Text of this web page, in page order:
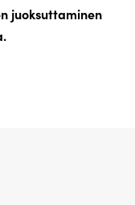
juoksuttaminen